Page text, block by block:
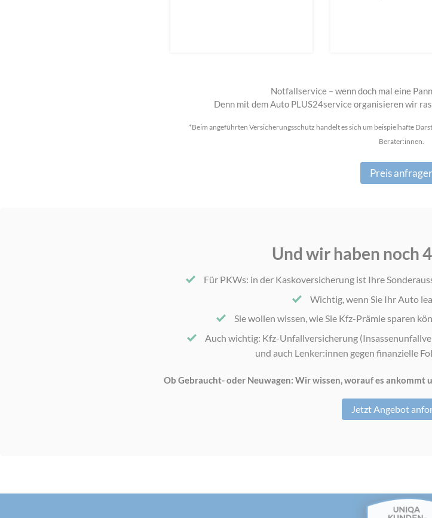
Notfallservice – wenn doch mal eine
Denn mit dem Auto PLUS24service organisieren wir
*Beim angeführten Versicherungsschutz handelt es sich um beispielhafte
Berater:innen.
Preis
Und wir haben noch
Für PKWs: in der Kaskoversicherung ist Ihre
Wichtig, wenn Sie Ihr Auto
Sie wollen wissen, wie Sie Kfz-Prämie sparen
Auch wichtig: Kfz-Unfallversicherung
und auch Lenker:innen gegen finanzielle
Ob Gebraucht- oder Neuwagen: Wir wissen, worauf es
Jetzt Angebot